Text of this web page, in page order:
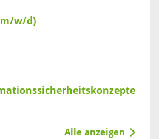
w/d)
Alle anzeigen